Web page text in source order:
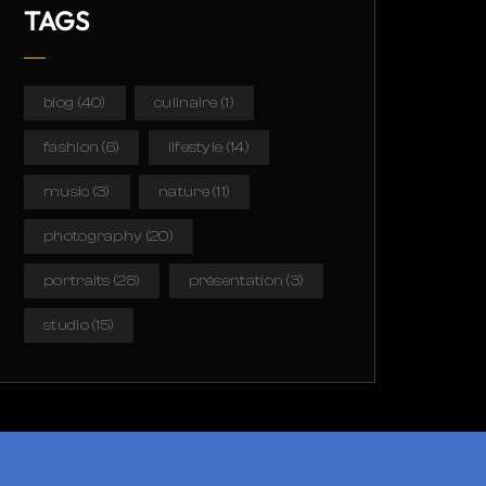
TAGS
blog (40) culinaire (1)
fashion (6) lifestyle (14)
music (3) nature(11)
photography (20)
portraits (28) présentation (3)
studio(15)